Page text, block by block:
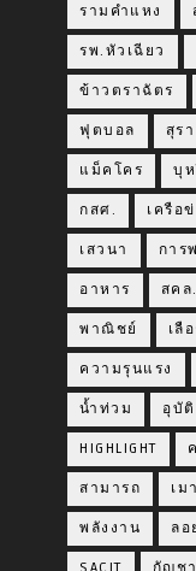
รามคำแหง
รพ.หัวเฉียว
ข้าวตราฉัตร
ฟุตบอล สุรา
แม็คโคร บุ
กสศ. เครือ
เสวนา การ
อาหาร สคล.
พาณิชย์ เลื
ความรุนแรง
น้ำท่วม อุบั
HIGHLIGHT
สามารถ เม
พลังงาน ลอ